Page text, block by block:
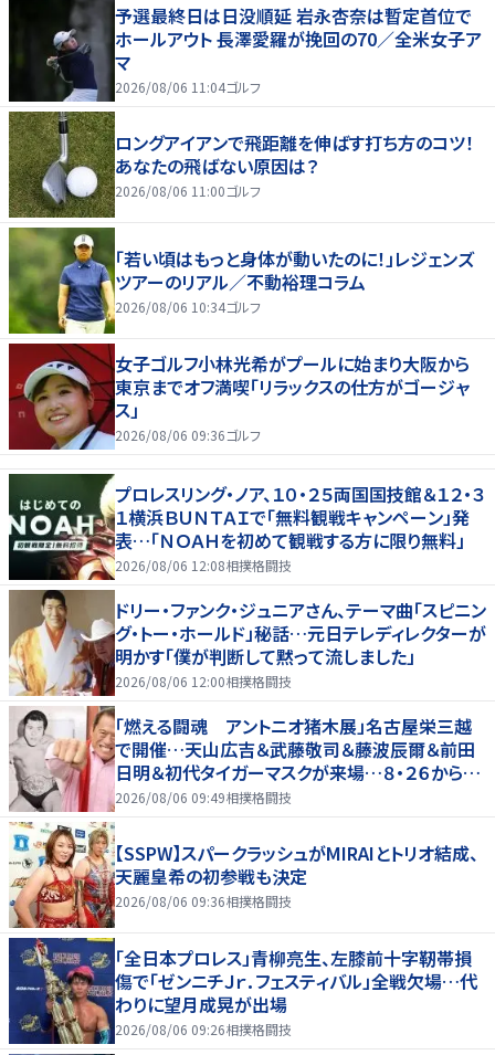
予選最終日は日没順延 岩永杏奈は暫定首位で
ホールアウト 長澤愛羅が挽回の70／全米女子ア
マ
2026/08/06 11:04ゴルフ
ロングアイアンで飛距離を伸ばす打ち方のコツ！
あなたの飛ばない原因は？
2026/08/06 11:00ゴルフ
「若い頃はもっと身体が動いたのに！」レジェンズ
ツアーのリアル／不動裕理コラム
2026/08/06 10:34ゴルフ
女子ゴルフ小林光希がプールに始まり大阪から
東京までオフ満喫「リラックスの仕方がゴージャ
ス」
2026/08/06 09:36ゴルフ
プロレスリング・ノア、１０・２５両国国技館＆１２・３
１横浜ＢＵＮＴＡＩで「無料観戦キャンペーン」発
表…「ＮＯＡＨを初めて観戦する方に限り無料」
2026/08/06 12:08相撲格闘技
ドリー・ファンク・ジュニアさん、テーマ曲「スピニン
グ・トー・ホールド」秘話…元日テレディレクターが
明かす「僕が判断して黙って流しました」
2026/08/06 12:00相撲格闘技
「燃える闘魂 アントニオ猪木展」名古屋栄三越
で開催…天山広吉＆武藤敬司＆藤波辰爾＆前田
日明＆初代タイガーマスクが来場…８・２６から９・
７まで
2026/08/06 09:49相撲格闘技
【SSPW】スパークラッシュがMIRAIとトリオ結成、
天麗皇希の初参戦も決定
2026/08/06 09:36相撲格闘技
「全日本プロレス」青柳亮生、左膝前十字靭帯損
傷で「ゼンニチＪｒ．フェスティバル」全戦欠場…代
わりに望月成晃が出場
2026/08/06 09:26相撲格闘技